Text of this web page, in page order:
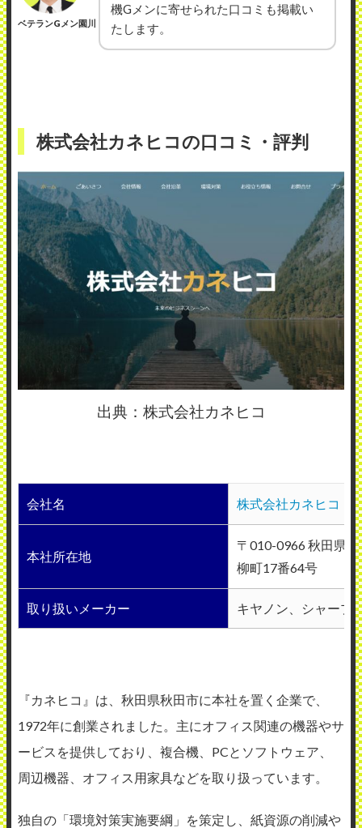
ベテランGメン園川
機Gメンに寄せられた口コミも掲載い
たします。
株式会社カネヒコの口コミ・評判
出典：株式会社カネヒコ
会社名 株式会社カネヒコ
本社所在地
〒010-0966 秋田県
柳町17番64号
取り扱いメーカー キヤノン、シャープ
『カネヒコ』は、秋田県秋田市に本社を置く企業で、
1972年に創業されました。主にオフィス関連の機器やサ
ービスを提供しており、複合機、PCとソフトウェア、
周辺機器、オフィス用家具などを取り扱っています。
独自の「環境対策実施要綱」を策定し、紙資源の削減や